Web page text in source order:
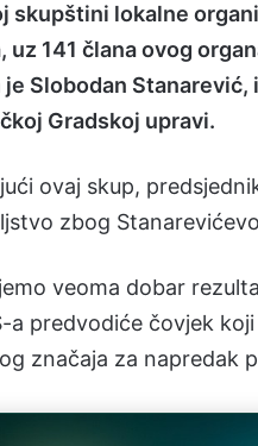
skupštini lokalne
uz 141 člana ovog
je Slobodan
Gradskoj upravi.
ovaj skup,
zbog
veoma dobar
a predvodiće čovjek
značaja za napredak